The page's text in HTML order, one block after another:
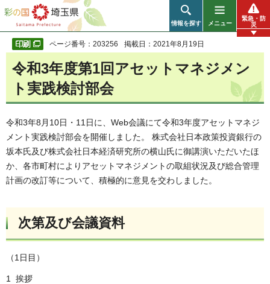
彩の国 埼玉県
情報を探す メニュー
緊急・防
災
ページ番号：203256 掲載日：2021年8月19日
令和3年度第1回アセットマネジメン
ト実践検討部会
令和3年8月10日・11日に、Web会議にて令和3年度アセットマネジ
メント実践検討部会を開催しました。 株式会社日本政策投資銀行の
坂本氏及び株式会社日本経済研究所の横山氏に御講演いただいたほ
か、各市町村によりアセットマネジメントの取組状況及び総合管理
計画の改訂等について、積極的に意見を交わしました。
次第及び会議資料
（1日目）
1 挨拶